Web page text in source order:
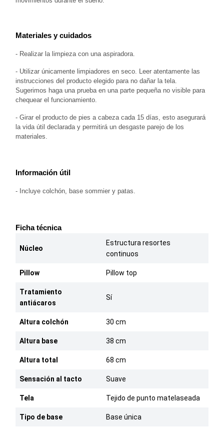
Materiales y cuidados
- Realizar la limpieza con una aspiradora.
- Utilizar únicamente limpiadores en seco. Leer atentamente las
instrucciones del producto elegido para no dañar la tela.
Sugerimos haga una prueba en una parte pequeña no visible para
chequear el funcionamiento.
- Girar el producto de pies a cabeza cada 15 días, esto asegurará
la vida útil declarada y permitirá un desgaste parejo de los
materiales.
Información útil
- Incluye colchón, base sommier y patas.
Ficha técnica
Núcleo
Estructura resortes
continuos
Pillow Pillow top
Tratamiento
antiácaros
Sí
Altura colchón 30 cm
Altura base 38 cm
Altura total 68 cm
Sensación al tacto Suave
Tela Tejido de punto matelaseada
Tipo de base Base única